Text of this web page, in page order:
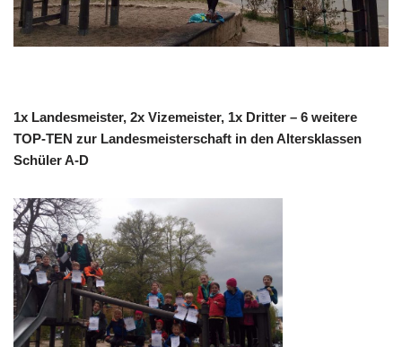
1x Landesmeister, 2x Vizemeister, 1x Dritter – 6 weitere
TOP-TEN zur Landesmeisterschaft in den Altersklassen
Schüler A-D